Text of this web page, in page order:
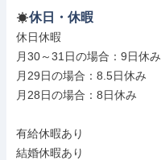
休日・休暇
休日休暇
月30～31日の場合：9日休み
月29日の場合：8.5日休み
月28日の場合：8日休み
有給休暇あり
結婚休暇あり